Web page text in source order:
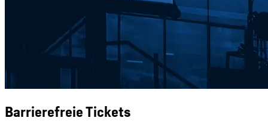
Barrierefreie Tickets